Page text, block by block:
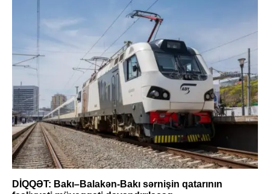
DİQQƏT: Bakı–Balakən-Bakı sərnişin qatarının